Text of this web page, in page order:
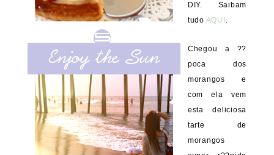
DIY. Saibam
tudo AQUI .
Chegou a ??
poca dos
morangos e
com ela vem
esta deliciosa
tarte de
morangos